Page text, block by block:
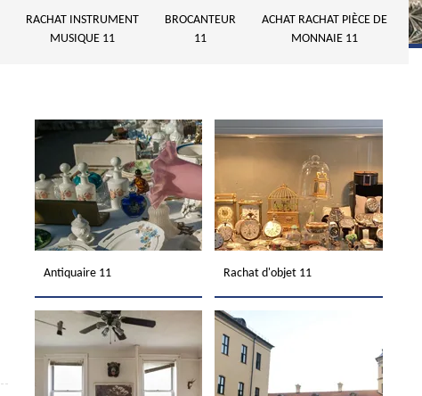
RACHAT INSTRUMENT
MUSIQUE 11
BROCANTEUR
11
ACHAT RACHAT PIÈCE DE
MONNAIE 11
Antiquaire 11 Rachat d'objet 11